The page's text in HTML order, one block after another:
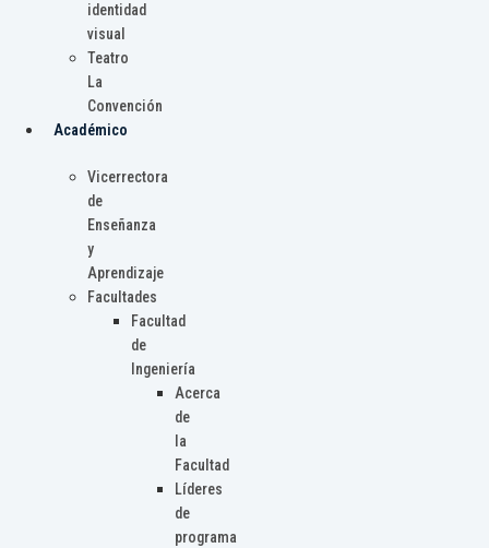
identidad
visual
Teatro
La
Convención
Académico
Vicerrectora
de
Enseñanza
y
Aprendizaje
Facultades
Facultad
de
Ingeniería
Acerca
de
la
Facultad
Líderes
de
programa